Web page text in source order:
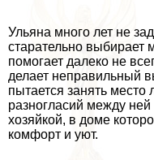
Ульяна много лет не
старательно выбирает
помогает далеко не
делает неправильный
пытается занять место
разногласий между
хозяйкой, в доме
комфорт и уют.